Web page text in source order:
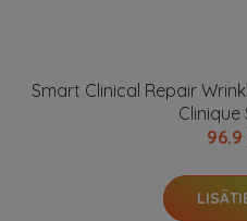
Smart Clinical Repair
Clinique
96.9